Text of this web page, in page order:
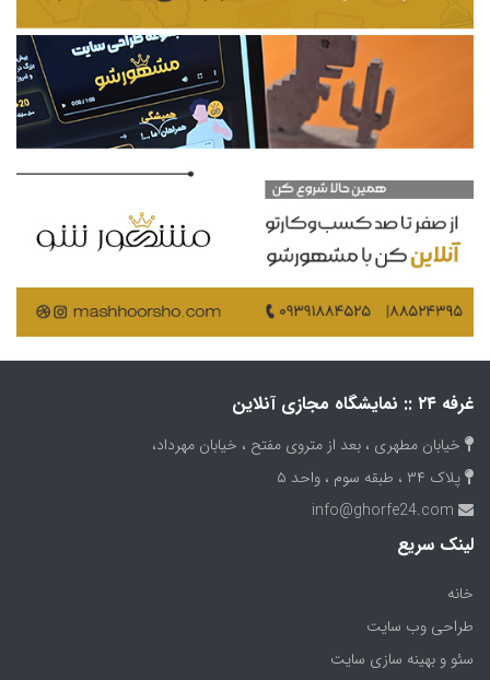
غرفه ۲۴ :: نمایشگاه مجازی آنلاین
خیابان مطهری ، بعد از متروی مفتح ، خیابان مهرداد،
پلاک ۳۴ ، طبقه سوم ، واحد ۵
لینک سریع
خانه
طراحی وب سایت
سئو و بهینه سازی سایت